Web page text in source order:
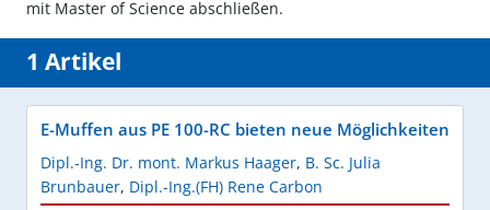
mit Master of Science abschließen.
1 Artikel
E-Muffen aus PE 100-RC bieten neue Möglichkeiten
Dipl.-Ing. Dr. mont. Markus Haager, B. Sc. Julia
Brunbauer, Dipl.-Ing.(FH) Rene Carbon